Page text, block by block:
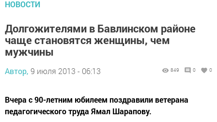
НОВОСТИ
Долгожителями в Бавлинском районе
чаще становятся женщины, чем
мужчины
Автор, 9 июля 2013 - 06:13 849 0 0
Вчера с 90-летним юбилеем поздравили ветерана
педагогического труда Ямал Шарапову.